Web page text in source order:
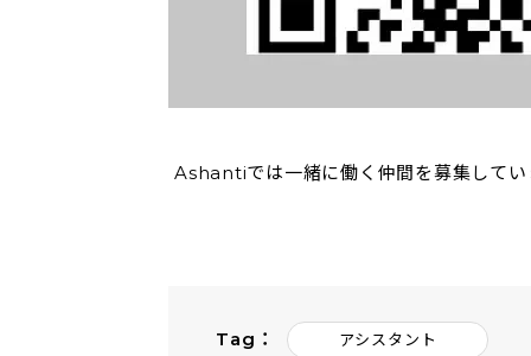
Ashantiでは一緒に働く仲間を募集してい
Tag ： アシスタント